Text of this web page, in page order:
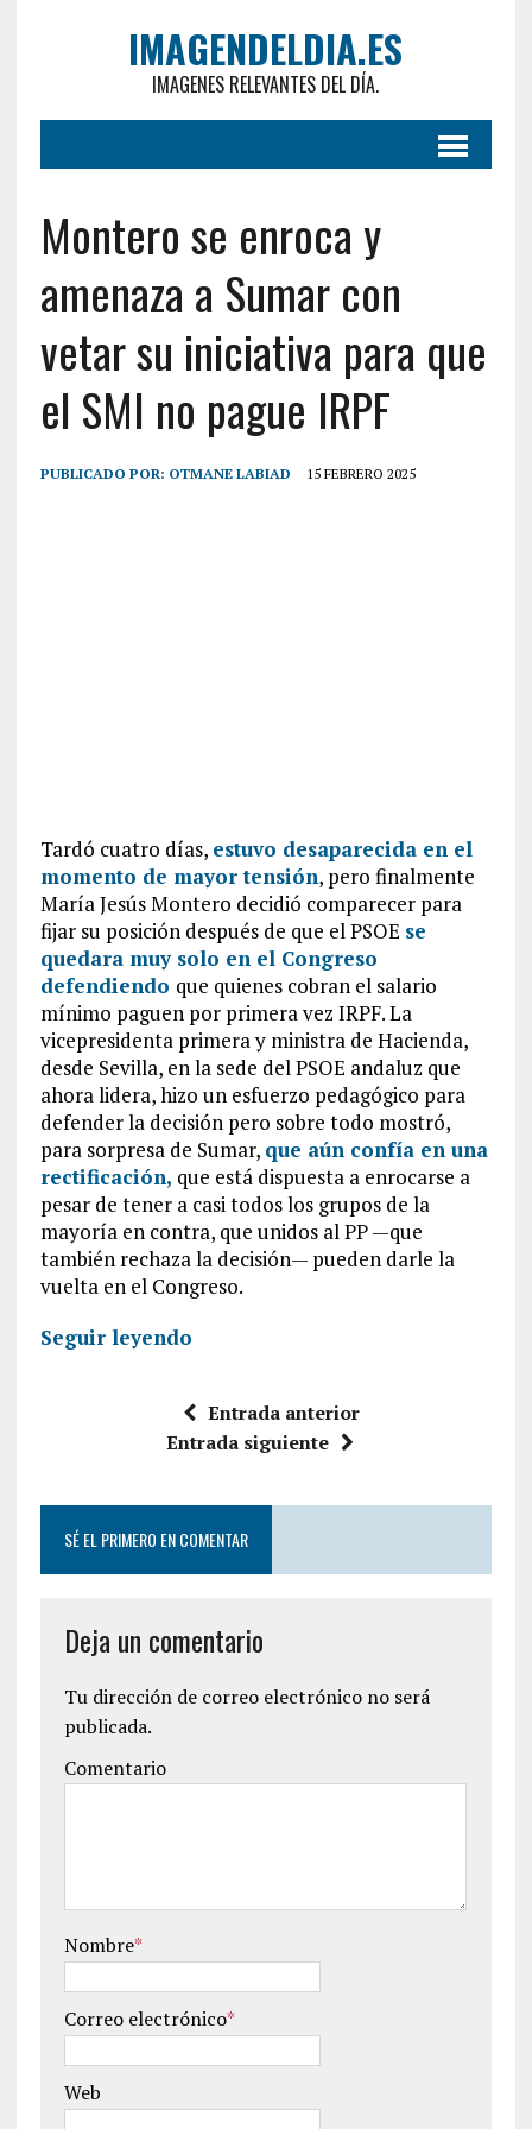
IMAGENDELDIA.ES
IMAGENES RELEVANTES DEL DÍA.
Montero se enroca y
amenaza a Sumar con
vetar su iniciativa para que
el SMI no pague IRPF
PUBLICADO POR: OTMANE LABIAD 15 FEBRERO 2025
Tardó cuatro días, estuvo desaparecida en el
momento de mayor tensión, pero finalmente
María Jesús Montero decidió comparecer para
fijar su posición después de que el PSOE se
quedara muy solo en el Congreso
defendiendo que quienes cobran el salario
mínimo paguen por primera vez IRPF. La
vicepresidenta primera y ministra de Hacienda,
desde Sevilla, en la sede del PSOE andaluz que
ahora lidera, hizo un esfuerzo pedagógico para
defender la decisión pero sobre todo mostró,
para sorpresa de Sumar, que aún confía en una
rectificación, que está dispuesta a enrocarse a
pesar de tener a casi todos los grupos de la
mayoría en contra, que unidos al PP —que
también rechaza la decisión— pueden darle la
vuelta en el Congreso.
Seguir leyendo
Entrada anterior
Entrada siguiente
SÉ EL PRIMERO EN COMENTAR
Deja un comentario
Tu dirección de correo electrónico no será
publicada.
Comentario
Nombre*
Correo electrónico*
Web